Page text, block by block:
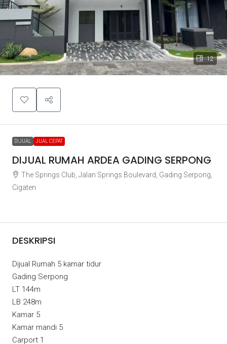
12
DIJUAL JUAL CEPAT
DIJUAL RUMAH ARDEA GADING SERPONG
The Springs Club, Jalan Springs Boulevard, Gading Serpong,
Cigaten
DESKRIPSI
Dijual Rumah 5 kamar tidur
Gading Serpong
LT 144m
LB 248m
Kamar 5
Kamar mandi 5
Carport 1